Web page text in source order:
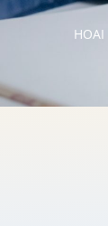
HOAI